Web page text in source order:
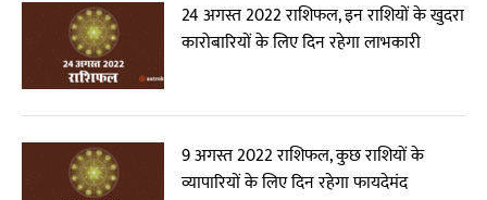
24 अगस्त 2022 राशिफल, इन राशियों के खुदरा
कारोबारियों के लिए दिन रहेगा लाभकारी
9 अगस्त 2022 राशिफल, कुछ राशियों के
व्यापारियों के लिए दिन रहेगा फायदेमंद